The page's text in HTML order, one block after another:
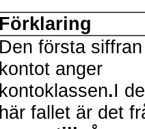
Förklaring
Den första
kontot anger
kontoklassen.I
här fallet är det